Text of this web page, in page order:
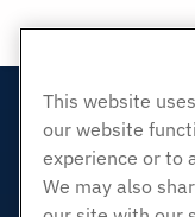
This website
our website
experience or to
We may also